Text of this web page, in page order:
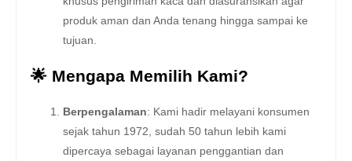
produk aman dan Anda tenang hingga sampai ke
tujuan.
🌟 Mengapa Memilih Kami?
Berpengalaman: Kami hadir melayani konsumen
sejak tahun 1972, sudah 50 tahun lebih kami
dipercaya sebagai layanan penggantian dan